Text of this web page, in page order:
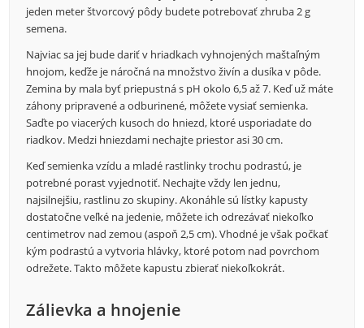
jeden meter štvorcový pôdy budete potrebovať zhruba 2 g
semena.
Najviac sa jej bude dariť v hriadkach vyhnojených maštaľným
hnojom, keďže je náročná na množstvo živín a dusíka v pôde.
Zemina by mala byť priepustná s pH okolo 6,5 až 7. Keď už máte
záhony pripravené a odburinené, môžete vysiať semienka.
Saďte po viacerých kusoch do hniezd, ktoré usporiadate do
riadkov. Medzi hniezdami nechajte priestor asi 30 cm.
Keď semienka vzídu a mladé rastlinky trochu podrastú, je
potrebné porast vyjednotiť. Nechajte vždy len jednu,
najsilnejšiu, rastlinu zo skupiny. Akonáhle sú lístky kapusty
dostatočne veľké na jedenie, môžete ich odrezávať niekoľko
centimetrov nad zemou (aspoň 2,5 cm). Vhodné je však počkať
kým podrastú a vytvoria hlávky, ktoré potom nad povrchom
odrežete. Takto môžete kapustu zbierať niekoľkokrát.
Zálievka a hnojenie